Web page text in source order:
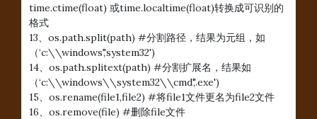
time.ctime(float) 或time.localtime(float)转换成可识别的
格式
13、os.path.split(path) #分割路径，结果为元组，如
（‘c:\\windows','system32')
14、os.path.splitext(path) #分割扩展名，结果如
（‘c:\\windows\\system32\\cmd','.exe')
15、os.rename(file1,file2) #将file1文件更名为file2文件
16、os.remove(file) #删除file文件